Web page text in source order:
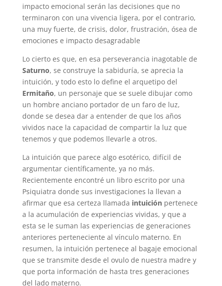
impacto emocional serán las decisiones que no
terminaron con una vivencia ligera, por el contrario,
una muy fuerte, de crisis, dolor, frustración, ósea de
emociones e impacto desagradable
Lo cierto es que, en esa perseverancia inagotable de
Saturno, se construye la sabiduría, se aprecia la
intuición, y todo esto lo define el arquetipo del
Ermitaño, un personaje que se suele dibujar como
un hombre anciano portador de un faro de luz,
donde se desea dar a entender de que los años
vividos nace la capacidad de compartir la luz que
tenemos y que podemos llevarle a otros.
La intuición que parece algo esotérico, difícil de
argumentar científicamente, ya no más.
Recientemente encontré un libro escrito por una
Psiquiatra donde sus investigaciones la llevan a
afirmar que esa certeza llamada intuiciónpertenece
a la acumulación de experiencias vividas, y que a
esta se le suman las experiencias de generaciones
anteriores perteneciente al vínculo materno. En
resumen, la intuición pertenece al bagaje emocional
que se transmite desde el ovulo de nuestra madre y
que porta información de hasta tres generaciones
del lado materno.